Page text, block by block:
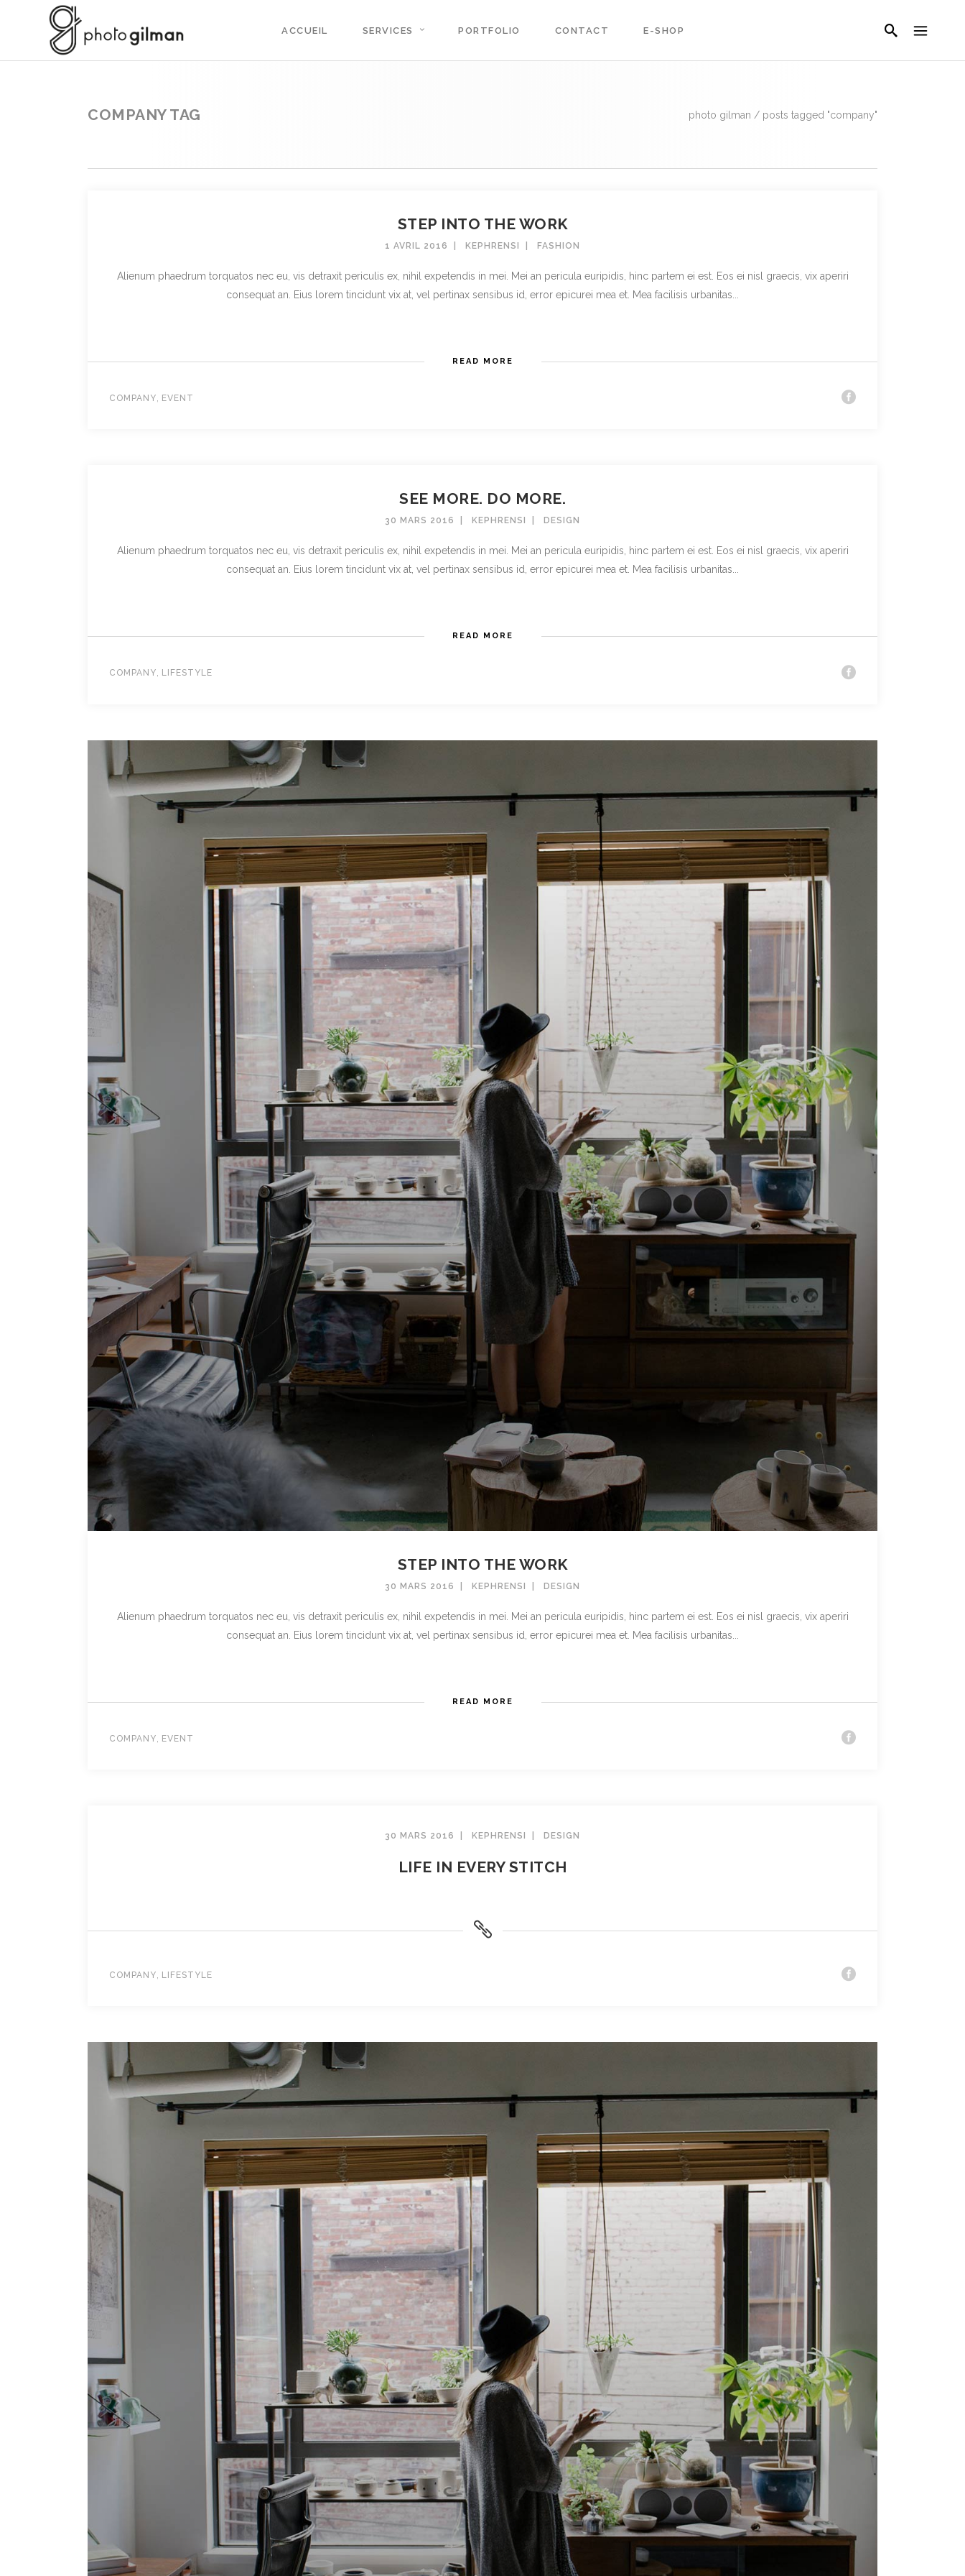
ACCUEIL SERVICES PORTFOLIO CONTACT E-SHOP
COMPANY TAG photo gilman / posts tagged "company"
STEP INTO THE WORK
1 AVRIL 2016 KEPHRENSI FASHION
Alienum phaedrum torquatos nec eu, vis detraxit periculis ex, nihil expetendis in mei. Mei an pericula euripidis, hinc partem ei est. Eos ei nisl graecis, vix aperiri
consequat an. Eius lorem tincidunt vix at, vel pertinax sensibus id, error epicurei mea et. Mea facilisis urbanitas...
READ MORE
COMPANY EVENT
SEE MORE. DO MORE.
30 MARS 2016 KEPHRENSI DESIGN
Alienum phaedrum torquatos nec eu, vis detraxit periculis ex, nihil expetendis in mei. Mei an pericula euripidis, hinc partem ei est. Eos ei nisl graecis, vix aperiri
consequat an. Eius lorem tincidunt vix at, vel pertinax sensibus id, error epicurei mea et. Mea facilisis urbanitas...
READ MORE
COMPANY, LIFESTYLE
STEP INTO THE WORK
30 MARS 2016 KEPHRENSI DESIGN
Alienum phaedrum torquatos nec eu, vis detraxit periculis ex, nihil expetendis in mei. Mei an pericula euripidis, hinc partem ei est. Eos ei nisl graecis, vix aperiri
consequat an. Eius lorem tincidunt vix at, vel pertinax sensibus id, error epicurei mea et. Mea facilisis urbanitas...
READ MORE
COMPANY EVENT
30 MARS 2016 KEPHRENSI DESIGN
LIFE IN EVERY STITCH
COMPANY LIFESTYLE